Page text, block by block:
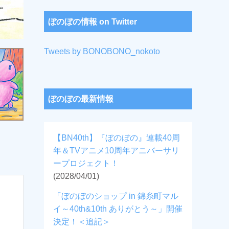
ぼのぼの情報 on Twitter
Tweets by BONOBONO_nokoto
ぼのぼの最新情報
【BN40th】『ぼのぼの』連載40周
年＆TVアニメ10周年アニバーサリ
ープロジェクト！
(2028/04/01)
「ぼのぼのショップ in 錦糸町マル
イ～40th&10th ありがとう～」開催
決定！＜追記＞